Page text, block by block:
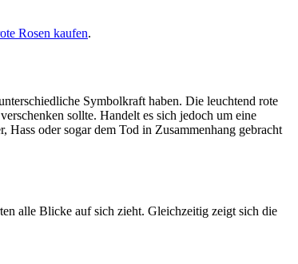
Rosen kaufen.
Symbolkraft haben. Die leuchtend rote
sollte. Handelt es sich jedoch um eine
oder sogar dem Tod in Zusammenhang gebracht
alle Blicke auf sich zieht. Gleichzeitig zeigt sich die